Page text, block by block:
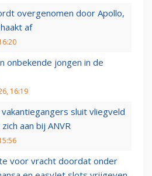
overgenomen door Apollo,
af
onbekende jongen in de
16:19
sluit vliegveld
aan bij ANVR
voor vracht doordat onder